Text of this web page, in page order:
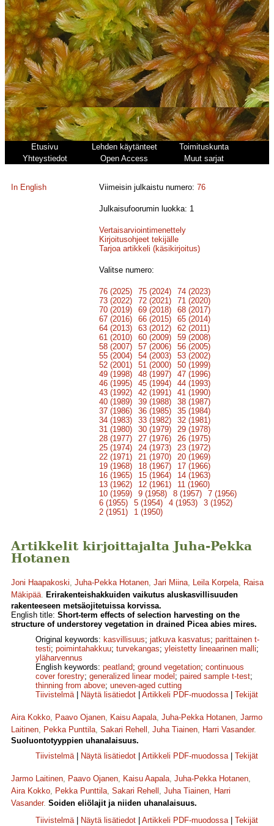
Etusivu Lehden käytänteet
Toimituskunta
Yhteystiedot
Open Access Muut sarjat
In English Viimeisin julkaistu numero:76
Julkaisufoorumin luokka: 1
Vertaisarviointimenettely
Kirjoitusohjeet tekijälle
Tarjoa artikkeli (käsikirjoitus)
Valitse numero:
76 (2025) 75 (2024)
74 (2023)
73 (2022)
72 (2021)
71 (2020)
70 (2019)
69 (2018)
68 (2017)
67 (2016)
66 (2015)
65 (2014)
64 (2013)
63 (2012)
62 (2011)
61 (2010)
60 (2009)
59 (2008)
58 (2007)
57 (2006)
56 (2005)
55 (2004)
54 (2003)
53 (2002)
52 (2001)
51 (2000)
50 (1999)
49 (1998)
48 (1997)
47 (1996)
46 (1995)
45 (1994)
44 (1993)
43 (1992)
42 (1991)
41 (1990)
40 (1989)
39 (1988)
38 (1987)
37 (1986)
36 (1985)
35 (1984)
34 (1983)
33 (1982)
32 (1981)
31 (1980)
30 (1979)
29 (1978)
28 (1977)
27 (1976)
26 (1975)
25 (1974)
24 (1973)
23 (1972)
22 (1971)
21 (1970)
20 (1969)
19 (1968)
18 (1967)
17 (1966)
16 (1965)
15 (1964)
14 (1963)
13 (1962)
12 (1961)
11 (1960)
10 (1959)
9 (1958) 8 (1957)
7 (1956)
6 (1955)
5 (1954) 4 (1953)
3 (1952)
2 (1951)
1 (1950)
Artikkelit kirjoittajalta Juha-Pekka
Hotanen
Joni Haapakoski, Juha-Pekka Hotanen, Jari Miina, Leila Korpela, Raisa
Mäkipää. Erirakenteishakkuiden vaikutus aluskasvillisuuden
rakenteeseen metsäojitetuissa korvissa.
English title: Short-term effects of selection harvesting on the
structure of understorey vegetation in drained Picea abies mires.
Original keywords: kasvillisuus; jatkuva kasvatus; parittainen t-
testi; poimintahakkuu; turvekangas; yleistetty lineaarinen malli;
yläharvennus
English keywords: peatland; ground vegetation; continuous
cover forestry; generalized linear model ; paired sample t-test;
thinning from above; uneven-aged cutting
Tiivistelmä| Näytä lisätiedot Artikkeli PDF-muodossa| Tekijät
Aira Kokko, Paavo Ojanen, Kaisu Aapala, Juha-Pekka Hotanen, Jarmo
Laitinen, Pekka Punttila, Sakari Rehell , Juha Tiainen, Harri Vasander.
Suoluontotyyppien uhanalaisuus.
Tiivistelmä| Näytä lisätiedot Artikkeli PDF-muodossa| Tekijät
Jarmo Laitinen, Paavo Ojanen, Kaisu Aapala, Juha-Pekka Hotanen,
Aira Kokko, Pekka Punttila, Sakari Rehell , Juha Tiainen, Harri
Vasander. Soiden eliölajit ja niiden uhanalaisuus.
Tiivistelmä| Näytä lisätiedot Artikkeli PDF-muodossa| Tekijät